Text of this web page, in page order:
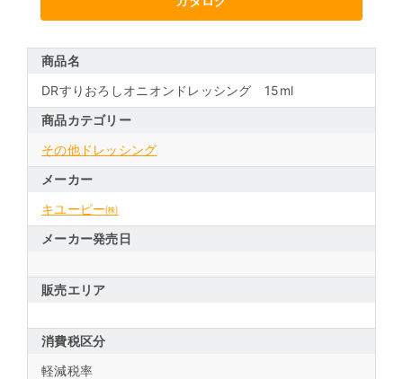
商品名
DRすりおろしオニオンドレッシング 15ml
商品カテゴリー
その他ドレッシング
メーカー
キユーピー㈱
メーカー発売日
販売エリア
消費税区分
軽減税率